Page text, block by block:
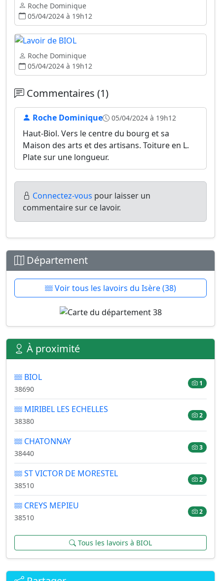
Roche Dominique
05/04/2024 à 19h12
Roche Dominique
05/04/2024 à 19h12
Commentaires (1)
Roche Dominique 05/04/2024 à 19h12
Haut-Biol. Vers le centre du bourg et sa
Maison des arts et des artisans. Toiture en L.
Plate sur une longueur.
Connectez-vous pour laisser un
commentaire sur ce lavoir.
Département
Voir tous les lavoirs du Isère (38)
À proximité
BIOL
38690
1
MIRIBEL LES ECHELLES
38380
2
CHATONNAY
38440
3
ST VICTOR DE MORESTEL
38510
2
CREYS MEPIEU
38510
2
Tous les lavoirs à BIOL